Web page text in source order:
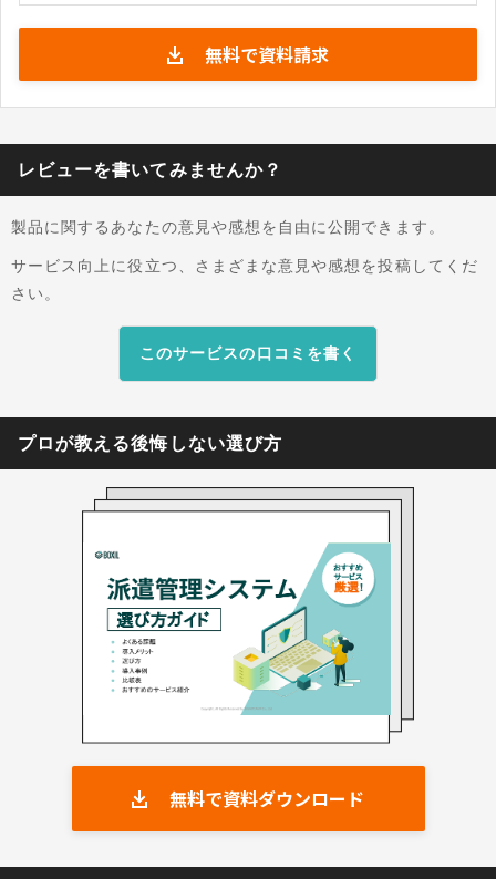
ことで、求職者の獲得、応募の促進、就業後のフ
ォローまでをひとつのプラットフォームでつなげ
られるように設計されています。 若年層をはじめ
多くの人が日常的に使うLINEを窓口にすること
接点を持てる導線を整えています。想定する主な
利用者は、人材ビジネスの現場を運営する事業責
グ付けやセグメント配信、チャットボットによる
自動応答などを組み合わせることで、限られた人
員でも一人ひとりに合わせたコミュニケーション
りにするのではなく、就業後の定着まで見据えた
無料で資料請求
レビューを書いてみませんか？
製品に関するあなたの意見や感想を自由に公開できます。
サービス向上に役立つ、さまざまな意見や感想を投稿してくだ
さい。
このサービスの口コミを書く
プロが教える後悔しない選び方
無料で資料ダウンロード